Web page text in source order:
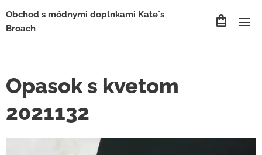
Obchod s módnymi doplnkami Kate´s
Broach
Opasok s kvetom
2021132